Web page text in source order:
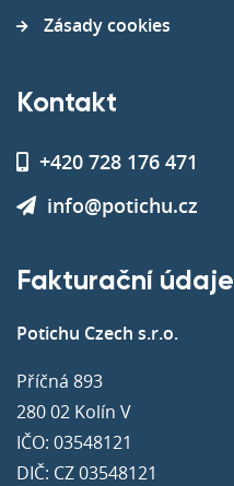
Zásady cookies
Kontakt
+420 728 176 471
info@potichu.cz
Fakturační údaje
Potichu Czech s.r.o.
Příčná 893
280 02 Kolín V
IČO: 03548121
DIČ: CZ 03548121